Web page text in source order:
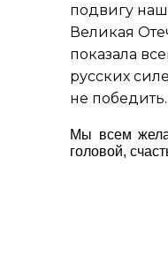
подвигу
Великая
показала
русских
не победить.
Мы всем
головой,